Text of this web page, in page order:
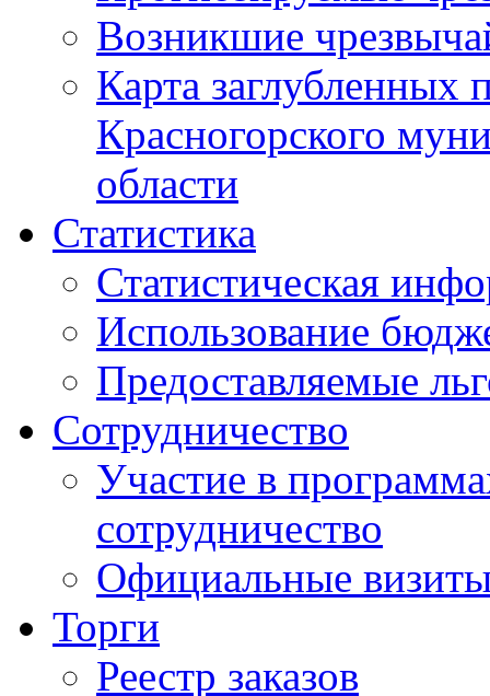
Возникшие
Карта
Красногорского
области
Статистика
Статистическая
Использование
Предоставляемые
Сотрудничество
Участие в
сотрудничество
Официальные
Торги
Реестр заказов